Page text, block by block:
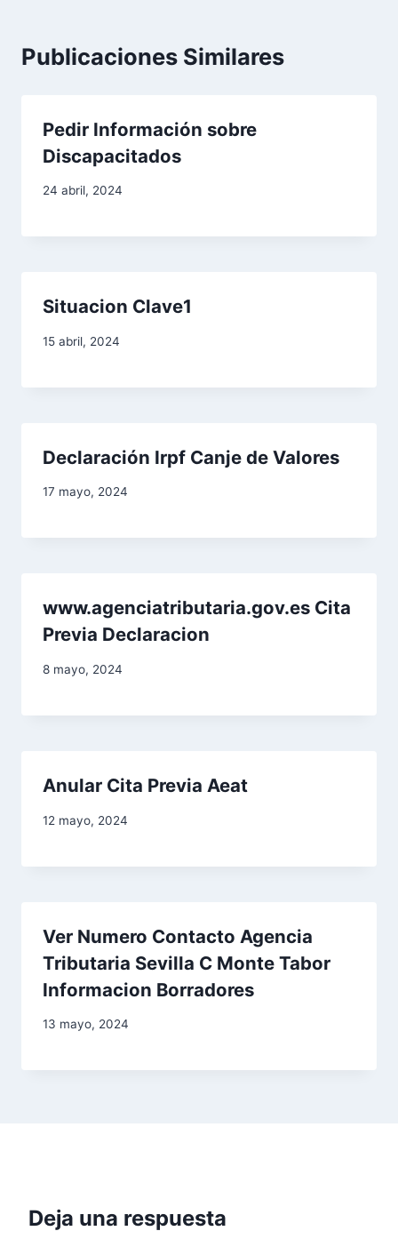
a
d
a
Publicaciones Similares
Pedir Información sobre
Discapacitados
24 abril, 2024
Situacion Clave1
15 abril, 2024
Declaración Irpf Canje de Valores
17 mayo, 2024
www.agenciatributaria.gov.es Cita
Previa Declaracion
8 mayo, 2024
Anular Cita Previa Aeat
12 mayo, 2024
Ver Numero Contacto Agencia
Tributaria Sevilla C Monte Tabor
Informacion Borradores
13 mayo, 2024
Deja una respuesta